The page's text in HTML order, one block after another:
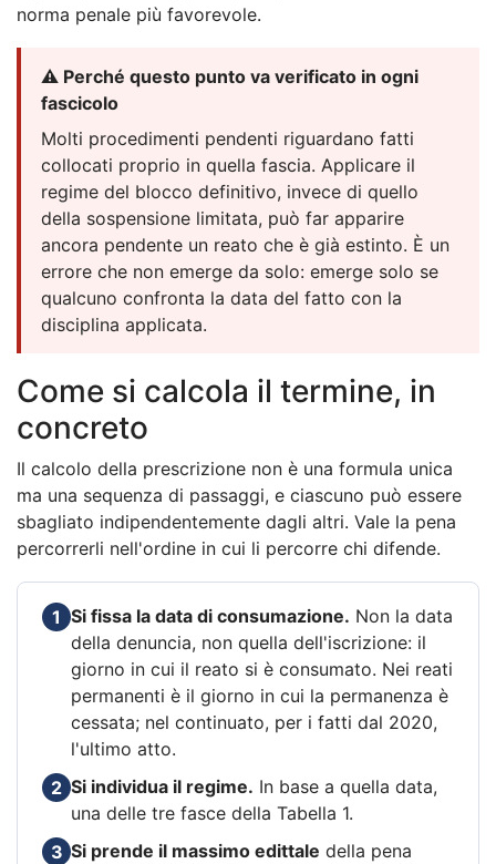
norma penale più favorevole.
⚠️ Perché questo punto va verificato in ogni
fascicolo
Molti procedimenti pendenti riguardano fatti
collocati proprio in quella fascia. Applicare il
regime del blocco definitivo, invece di quello
della sospensione limitata, può far apparire
ancora pendente un reato che è già estinto. È un
errore che non emerge da solo: emerge solo se
qualcuno confronta la data del fatto con la
disciplina applicata.
Come si calcola il termine, in
concreto
Il calcolo della prescrizione non è una formula unica
ma una sequenza di passaggi, e ciascuno può essere
sbagliato indipendentemente dagli altri. Vale la pena
percorrerli nell'ordine in cui li percorre chi difende.
1 Si fissa la data di consumazione. Non la data
della denuncia, non quella dell'iscrizione: il
giorno in cui il reato si è consumato. Nei reati
permanenti è il giorno in cui la permanenza è
cessata; nel continuato, per i fatti dal 2020,
l'ultimo atto.
2 Si individua il regime. In base a quella data,
una delle tre fasce della Tabella 1.
3 Si prende il massimo edittale della pena